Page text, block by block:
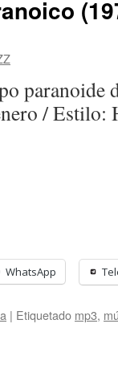
paranoide
/ Estilo:
WhatsApp
| Etiquetado mp3,